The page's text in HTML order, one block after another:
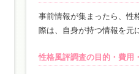
事前情報が集まったら、性
際は、自身が持つ情報を元
性格風評調査の目的・費用